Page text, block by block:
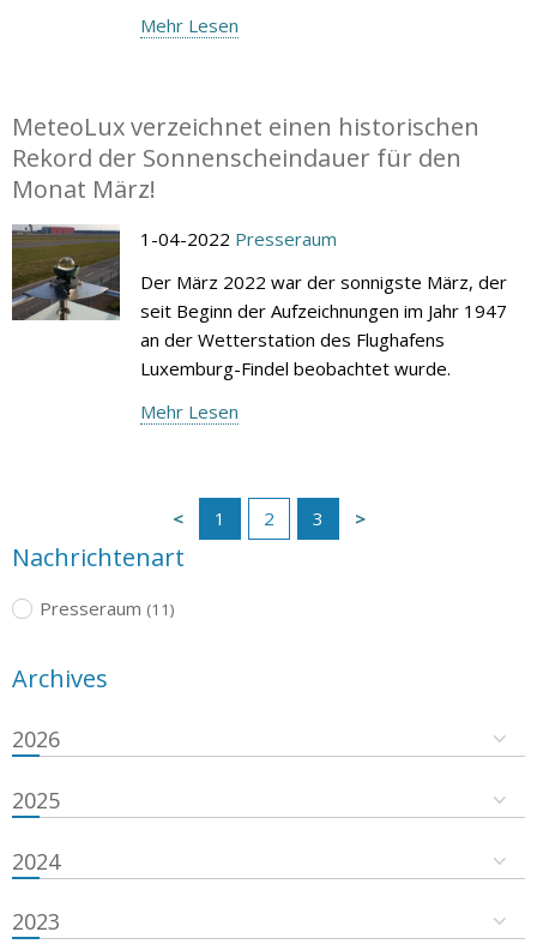
Mehr Lesen
MeteoLux verzeichnet einen historischen
Rekord der Sonnenscheindauer für den
Monat März!
1-04-2022 Presseraum
Der März 2022 war der sonnigste März, der
seit Beginn der Aufzeichnungen im Jahr 1947
an der Wetterstation des Flughafens
Luxemburg-Findel beobachtet wurde.
Mehr Lesen
1 2 3
Nachrichtenart
Presseraum (11)
Archives
2026
2025
2024
2023